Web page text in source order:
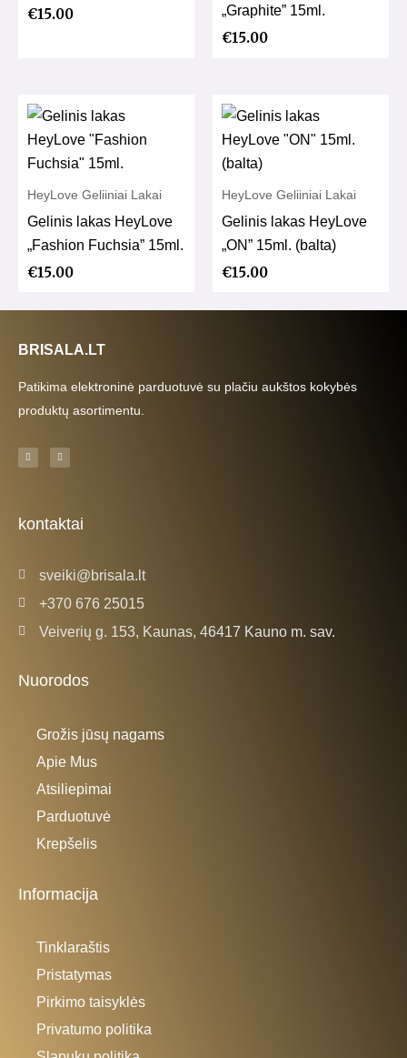
€15.00
„Graphite” 15ml.
€15.00
HeyLove Geliiniai Lakai
Gelinis lakas HeyLove
„Fashion Fuchsia” 15ml.
€15.00
HeyLove Geliiniai Lakai
Gelinis lakas HeyLove
„ON” 15ml. (balta)
€15.00
BRISALA.LT
Patikima elektroninė parduotuvė su plačiu aukštos kokybės
produktų asortimentu.
F
a
c
-
f
I
n
s
m
kontaktai
sveiki@brisala.lt
+370 676 25015
Veiverių g. 153, Kaunas, 46417 Kauno m. sav.
Nuorodos
Grožis jūsų nagams
Apie Mus
Atsiliepimai
Parduotuvė
Krepšelis
Informacija
Tinklaraštis
Pristatymas
Pirkimo taisyklės
Privatumo politika